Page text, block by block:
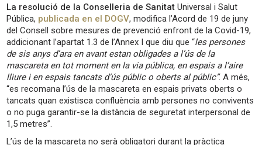
La resolució de la Conselleria de Sanitat Universal i Salut
Pública, publicada en el DOGV, modifica l’Acord de 19 de juny
del Consell sobre mesures de prevenció enfront de la Covid-19,
addicionant l’apartat 1.3 de l’Annex I que diu que “les persones
de sis anys d’ara en avant estan obligades a l’ús de la
mascareta en tot moment en la via pública, en espais a l’aire
lliure i en espais tancats d’ús públic o oberts al públic”. A més,
“es recomana l’ús de la mascareta en espais privats oberts o
tancats quan existisca confluència amb persones no convivents
o no puga garantir-se la distància de seguretat interpersonal de
1,5 metres”.
L’ús de la mascareta no serà obligatori durant la pràctica